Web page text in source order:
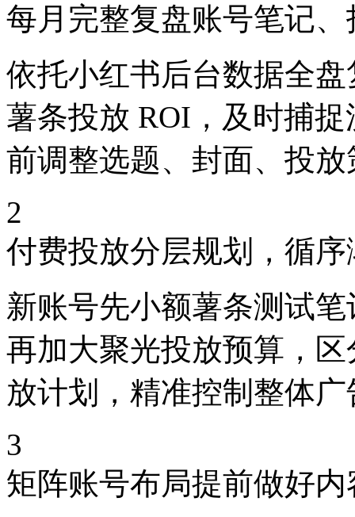
每月完整复盘账号笔记
依托小红书后台数据全
薯条投放 ROI，及时捕
前调整选题、封面、投放
2
付费投放分层规划，循
新账号先小额薯条测试
再加大聚光投放预算，
放计划，精准控制整体
3
矩阵账号布局提前做好